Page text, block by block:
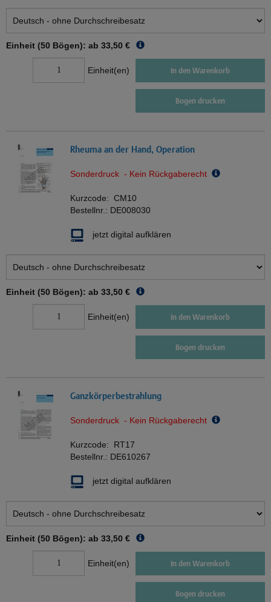
Einheit (50 Bögen): ab 33,50 €
Einheit(en) In den Warenkorb
Bogen drucken
Rheuma an der Hand, Operation
Sonderdruck - Kein Rückgaberecht
Kurzcode: CM10
Bestellnr.: DE008030
jetzt digital aufklären
Einheit (50 Bögen): ab 33,50 €
Einheit(en) In den Warenkorb
Bogen drucken
Ganzkörperbestrahlung
Sonderdruck - Kein Rückgaberecht
Kurzcode: RT17
Bestellnr.: DE610267
jetzt digital aufklären
Einheit (50 Bögen): ab 33,50 €
Einheit(en) In den Warenkorb
Bogen drucken